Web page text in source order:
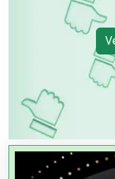
OTROS